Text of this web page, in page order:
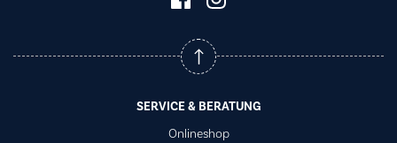
SERVICE & BERATUNG
Onlineshop